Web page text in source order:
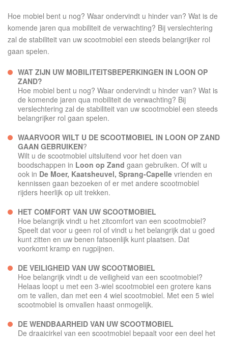
Hoe mobiel bent u nog? Waar ondervindt u hinder van? Wat is de
komende jaren qua mobiliteit de verwachting? Bij verslechtering
zal de stabiliteit van uw scootmobiel een steeds belangrijker rol
gaan spelen.
WAT ZIJN UW MOBILITEITSBEPERKINGEN IN LOON OP
ZAND?
Hoe mobiel bent u nog? Waar ondervindt u hinder van? Wat is
de komende jaren qua mobiliteit de verwachting? Bij
verslechtering zal de stabiliteit van uw scootmobiel een steeds
belangrijker rol gaan spelen.
WAARVOOR WILT U DE SCOOTMOBIEL IN LOON OP ZAND
GAAN GEBRUIKEN?
Wilt u de scootmobiel uitsluitend voor het doen van
boodschappen in Loon op Zand gaan gebruiken. Of wilt u
ook in De Moer, Kaatsheuvel, Sprang-Capelle vrienden en
kennissen gaan bezoeken of er met andere scootmobiel
rijders heerlijk op uit trekken.
HET COMFORT VAN UW SCOOTMOBIEL
Hoe belangrijk vindt u het zitcomfort van een scootmobiel?
Speelt dat voor u geen rol of vindt u het belangrijk dat u goed
kunt zitten en uw benen fatsoenlijk kunt plaatsen. Dat
voorkomt kramp en rugpijnen.
DE VEILIGHEID VAN UW SCOOTMOBIEL
Hoe belangrijk vindt u de veiligheid van een scootmobiel?
Helaas loopt u met een 3-wiel scootmobiel een grotere kans
om te vallen, dan met een 4 wiel scootmobiel. Met een 5 wiel
scootmobiel is omvallen haast onmogelijk.
DE WENDBAARHEID VAN UW SCOOTMOBIEL
De draaicirkel van een scootmobiel bepaalt voor een deel het